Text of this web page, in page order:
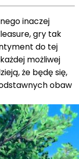
inaczej
gry tak
do tej
możliwej
że będę się,
obaw